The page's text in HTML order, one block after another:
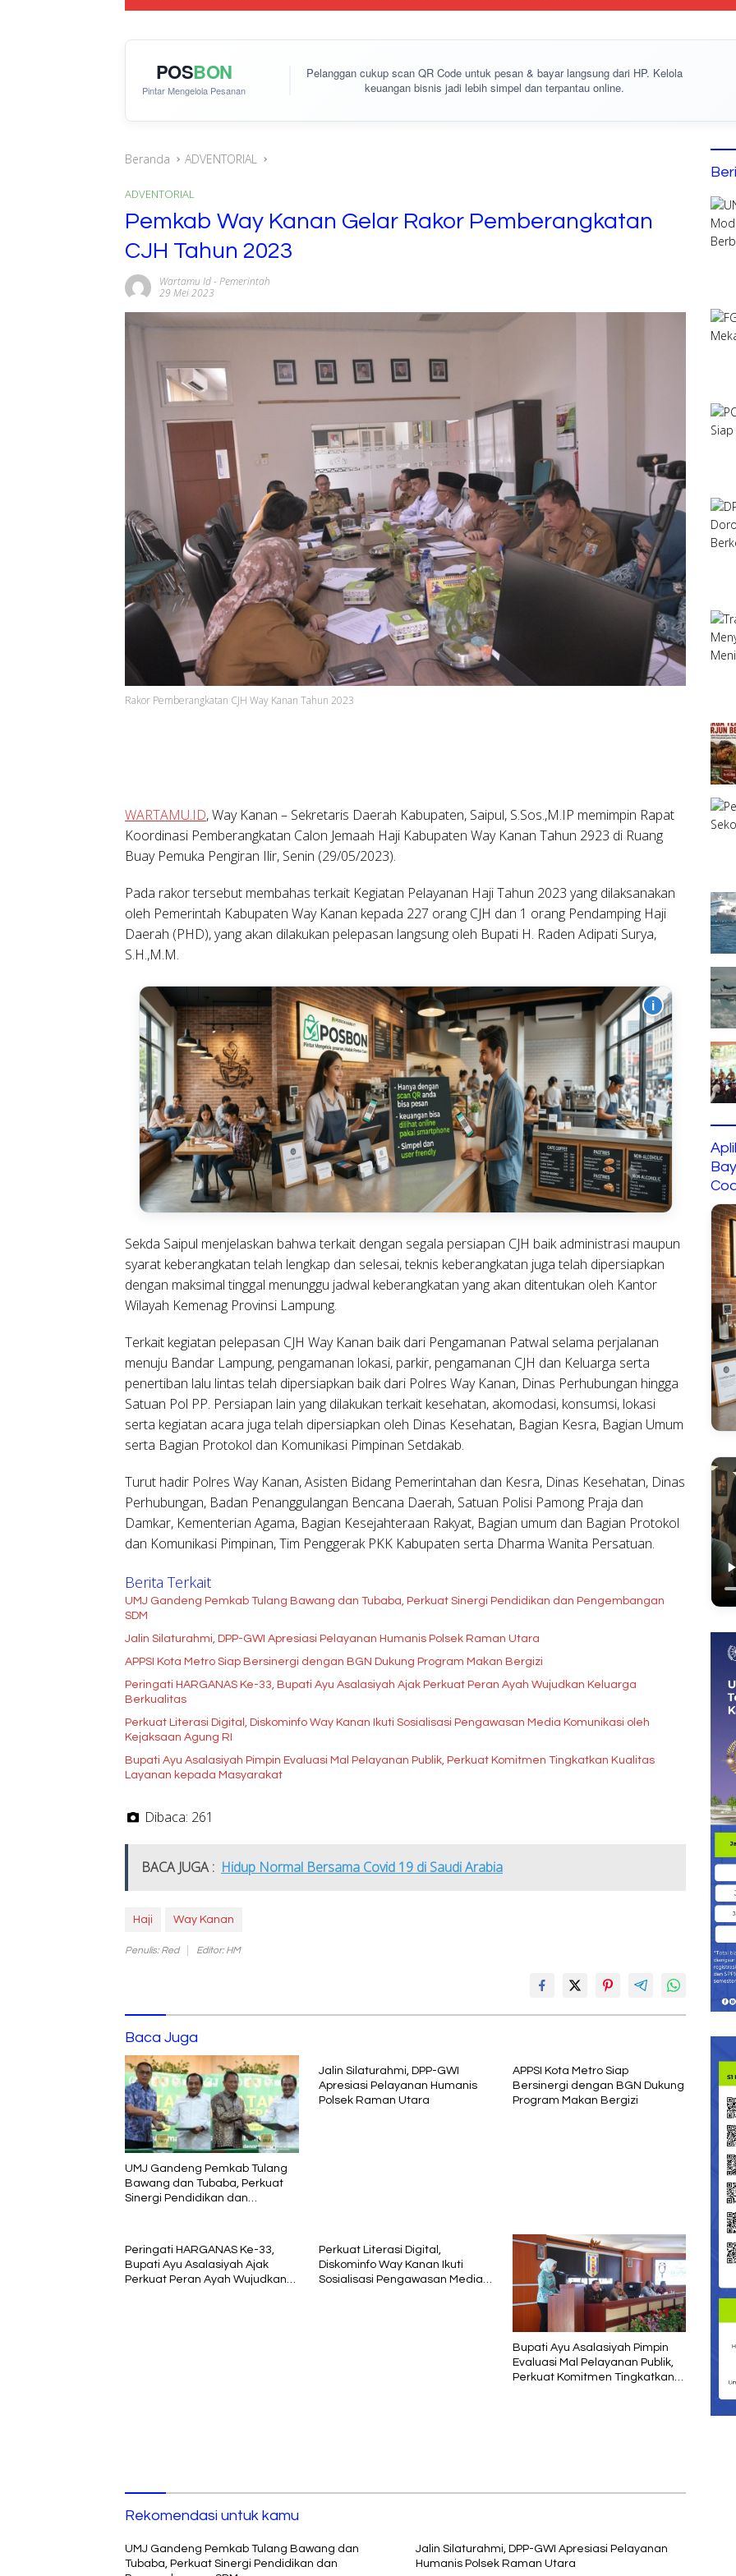
POSBON
Pintar Mengelola Pesanan
Pelanggan cukupscan QR Code untuk pesan & bayar langsung dari HP. Kelola
keuangan bisnis jadi lebih simpel dan terpantau online.
Beranda ADVENTORIAL
ADVENTORIAL
Pemkab Way Kanan Gelar Rakor Pemberangkatan
CJH Tahun 2023
Wartamu Id- Pemerintah
29 Mei 2023
Rakor Pemberangkatan CJH Way Kanan Tahun 2023
WARTAMU.ID, Way Kanan – Sekretaris Daerah Kabupaten, Saipul, S.Sos.,M.IP memimpin Rapat
Koordinasi Pemberangkatan Calon Jemaah Haji Kabupaten Way Kanan Tahun 2923 di Ruang
Buay Pemuka Pengiran Ilir, Senin (29/05/2023).
Pada rakor tersebut membahas terkait Kegiatan Pelayanan Haji Tahun 2023 yang dilaksanakan
oleh Pemerintah Kabupaten Way Kanan kepada 227 orang CJH dan 1 orang Pendamping Haji
Daerah (PHD), yang akan dilakukan pelepasan langsung oleh Bupati H. Raden Adipati Surya,
S.H.,M.M.
i
Sekda Saipul menjelaskan bahwa terkait dengan segala persiapan CJH baik administrasi maupun
syarat keberangkatan telah lengkap dan selesai, teknis keberangkatan juga telah dipersiapkan
dengan maksimal tinggal menunggu jadwal keberangkatan yang akan ditentukan oleh Kantor
Wilayah Kemenag Provinsi Lampung.
Terkait kegiatan pelepasan CJH Way Kanan baik dari Pengamanan Patwal selama perjalanan
menuju Bandar Lampung, pengamanan lokasi, parkir, pengamanan CJH dan Keluarga serta
penertiban lalu lintas telah dipersiapkan baik dari Polres Way Kanan, Dinas Perhubungan hingga
Satuan Pol PP. Persiapan lain yang dilakukan terkait kesehatan, akomodasi, konsumsi, lokasi
serta kegiatan acara juga telah dipersiapkan oleh Dinas Kesehatan, Bagian Kesra, Bagian Umum
serta Bagian Protokol dan Komunikasi Pimpinan Setdakab.
Turut hadir Polres Way Kanan, Asisten Bidang Pemerintahan dan Kesra, Dinas Kesehatan, Dinas
Perhubungan, Badan Penanggulangan Bencana Daerah, Satuan Polisi Pamong Praja dan
Damkar, Kementerian Agama, Bagian Kesejahteraan Rakyat, Bagian umum dan Bagian Protokol
dan Komunikasi Pimpinan, Tim Penggerak PKK Kabupaten serta Dharma Wanita Persatuan.
Berita Terkait
UMJ Gandeng Pemkab Tulang Bawang dan Tubaba, Perkuat Sinergi Pendidikan dan Pengembangan
SDM
Jalin Silaturahmi, DPP-GWI Apresiasi Pelayanan Humanis Polsek Raman Utara
APPSI Kota Metro Siap Bersinergi dengan BGN Dukung Program Makan Bergizi
Peringati HARGANAS Ke-33, Bupati Ayu Asalasiyah Ajak Perkuat Peran Ayah Wujudkan Keluarga
Berkualitas
Perkuat Literasi Digital, Diskominfo Way Kanan Ikuti Sosialisasi Pengawasan Media Komunikasi oleh
Kejaksaan Agung RI
Bupati Ayu Asalasiyah Pimpin Evaluasi Mal Pelayanan Publik, Perkuat Komitmen Tingkatkan Kualitas
Layanan kepada Masyarakat
Dibaca: 261
BACA JUGA : Hidup Normal Bersama Covid 19 di Saudi Arabia
Haji Way Kanan
Penulis: Red Editor: HM
Baca Juga
UMJ Gandeng Pemkab Tulang
Bawang dan Tubaba, Perkuat
Sinergi Pendidikan dan
Jalin Silaturahmi, DPP-GWI
Apresiasi Pelayanan Humanis
Polsek Raman Utara
APPSI Kota Metro Siap
Bersinergi dengan BGN Dukung
Program Makan Bergizi
Peringati HARGANAS Ke-33,
Bupati Ayu Asalasiyah Ajak
Perkuat Peran Ayah Wujudkan
Perkuat Literasi Digital,
Diskominfo Way Kanan Ikuti
Sosialisasi Pengawasan Media
Bupati Ayu Asalasiyah Pimpin
Evaluasi Mal Pelayanan Publik,
Perkuat Komitmen Tingkatkan
Rekomendasi untuk kamu
UMJ Gandeng Pemkab Tulang Bawang dan
Tubaba, Perkuat Sinergi Pendidikan dan
Jalin Silaturahmi, DPP-GWI Apresiasi Pelayanan
Humanis Polsek Raman Utara